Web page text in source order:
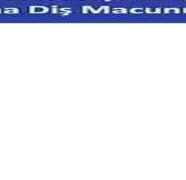
Geliştiren Yenilikçi